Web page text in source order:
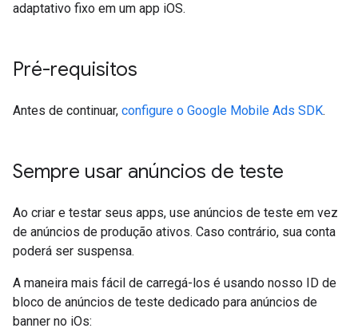
adaptativo fixo em um app iOS.
Pré-requisitos
Antes de continuar, configure o Google Mobile Ads SDK.
Sempre usar anúncios de teste
Ao criar e testar seus apps, use anúncios de teste em vez
de anúncios de produção ativos. Caso contrário, sua conta
poderá ser suspensa.
A maneira mais fácil de carregá-los é usando nosso ID de
bloco de anúncios de teste dedicado para anúncios de
banner no iOs: